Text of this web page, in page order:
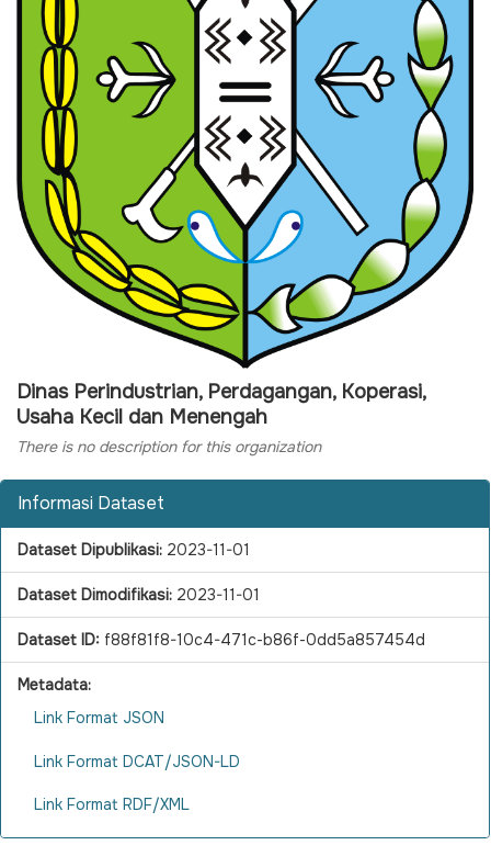
Dinas Perindustrian, Perdagangan, Koperasi,
Usaha Kecil dan Menengah
There is no description for this organization
Informasi Dataset
Dataset Dipublikasi: 2023-11-01
Dataset Dimodifikasi: 2023-11-01
Dataset ID: f88f81f8-10c4-471c-b86f-0dd5a857454d
Metadata:
Link Format JSON
Link Format DCAT/JSON-LD
Link Format RDF/XML